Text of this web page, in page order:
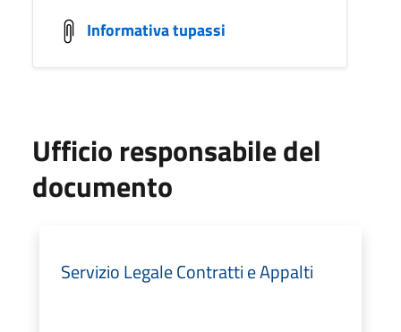
Informativa tupassi
Ufficio responsabile del
documento
Servizio Legale Contratti e Appalti